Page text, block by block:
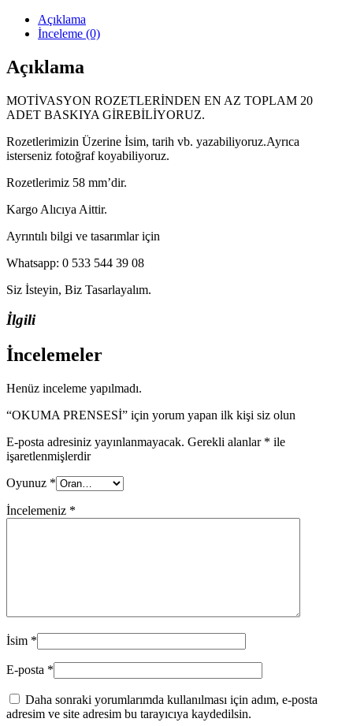
Açıklama
İnceleme (0)
Açıklama
MOTİVASYON ROZETLERİNDEN EN AZ TOPLAM 20
ADET BASKIYA GİREBİLİYORUZ.
Rozetlerimizin Üzerine İsim, tarih vb. yazabiliyoruz.Ayrıca
isterseniz fotoğraf koyabiliyoruz.
Rozetlerimiz 58 mm’dir.
Kargo Alıcıya Aittir.
Ayrıntılı bilgi ve tasarımlar için
Whatsapp: 0 533 544 39 08
Siz İsteyin, Biz Tasarlayalım.
İlgili
İncelemeler
Henüz inceleme yapılmadı.
“OKUMA PRENSESİ” için yorum yapan ilk kişi siz olun
E-posta adresiniz yayınlanmayacak. Gerekli alanlar * ile
işaretlenmişlerdir
Oyunuz *
İncelemeniz *
İsim *
E-posta *
Daha sonraki yorumlarımda kullanılması için adım, e-posta
adresim ve site adresim bu tarayıcıya kaydedilsin.